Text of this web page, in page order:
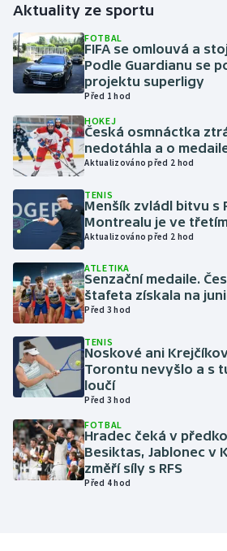
Golf
Gymnastika
Házená
Jezdectví
Judo
Lezení
Lyže a snowboard
Moderní pětiboj
Olympijské hry
Aktuality ze sportu
FOTBAL
FIFA se omlouvá a
Podle Guardianu se
projektu superligy
Před 1 hod
HOKEJ
Česká osmnáctka
nedotáhla a o
Aktualizováno před 2 hod
TENIS
Menšík zvládl bitvu s
Montrealu je ve
Aktualizováno před 2 hod
ATLETIKA
Senzační medaile.
štafeta získala na
Před 3 hod
TENIS
Noskové ani
Torontu nevyšlo a s
loučí
Před 3 hod
FOTBAL
Hradec čeká v
Besiktas, Jablonec v
změří síly s RFS
Před 4 hod